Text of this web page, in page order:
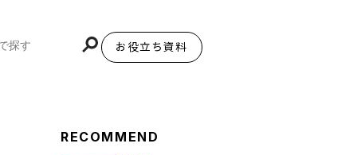
お役立ち資料
RECOMMEND